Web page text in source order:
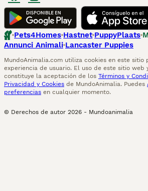
Pets4Homes Hastnet PuppyPlaats
Annunci Animali Lancaster Puppies
MundoAnimalia.com utiliza cookies en este sitio
experiencia de usuario. El uso de este sitio web
constituye la aceptación de los Términos y
Privacidad y Cookies de MundoAnimalia. Puedes
preferencias en cualquier momento.
© Derechos de autor 2026 - Mundoanimalia